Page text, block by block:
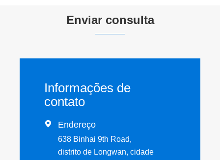
Enviar consulta
Informações de
contato
 Endereço
638 Binhai 9th Road,
distrito de Longwan, cidade